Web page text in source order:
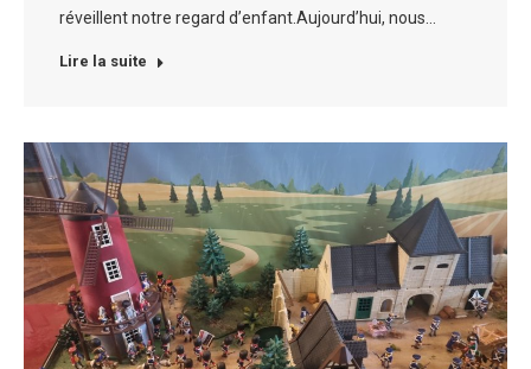
réveillent notre regard d’enfant.Aujourd’hui, nous…
Lire la suite